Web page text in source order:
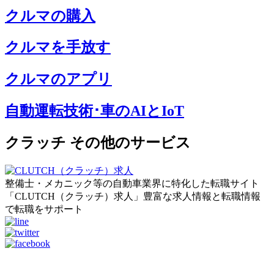
クルマの購入
クルマを手放す
クルマのアプリ
自動運転技術･車のAIとIoT
クラッチ その他のサービス
整備士・メカニック等の自動車業界に特化した転職サイト
「CLUTCH（クラッチ）求人」豊富な求人情報と転職情報
で転職をサポート